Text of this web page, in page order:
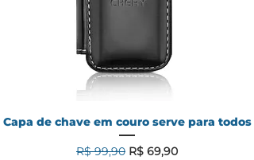
Capa de chave em couro serve para todos
Preço normal
R$ 99,90 Preço promocional
R$ 69,90